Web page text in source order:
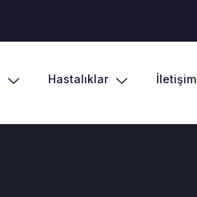
Hastalıklar İletişim